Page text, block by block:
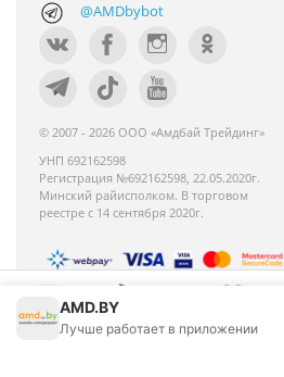
Меню Корзина Избранное
@AMDbybot
© 2007 - 2026 ООО «Амдбай Трейдинг»
УНП 692162598
Регистрация №692162598, 22.05.2020г.
Минский райисполком. В торговом
реестре с 14 сентября 2020г.
Номер телефона
исполнительных и
AMD.BY
Лучше работает в приложении